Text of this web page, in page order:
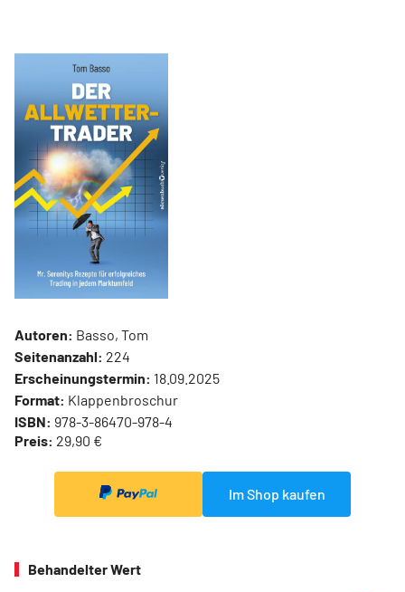
Autoren: Basso, Tom
Seitenanzahl: 224
Erscheinungstermin: 18.09.2025
Format: Klappenbroschur
ISBN: 978-3-86470-978-4
Preis: 29,90 €
Im Shop kaufen
Behandelter Wert